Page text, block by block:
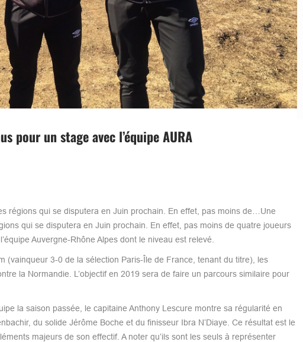
pour un stage avec l’équipe AURA
régions qui se disputera en Juin prochain. En effet, pas moins de…Une
qui se disputera en Juin prochain. En effet, pas moins de quatre joueurs
Auvergne-Rhône Alpes dont le niveau est relevé.
(vainqueur 3-0 de la sélection Paris-Île de France, tenant du titre), les
la Normandie. L’objectif en 2019 sera de faire un parcours similaire pour
la saison passée, le capitaine Anthony Lescure montre sa régularité en
du solide Jérôme Boche et du finisseur Ibra N’Diaye. Ce résultat est le
majeurs de son effectif. A noter qu’ils sont les seuls à représenter